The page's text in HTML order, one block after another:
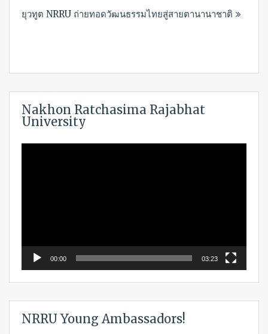
ยุวทูต NRRU ถ่ายทอดวัฒนธรรมไทยสู่สายตานานาชาติ
Nakhon Ratchasima Rajabhat
University
00:00 03:23
NRRU Young Ambassadors!